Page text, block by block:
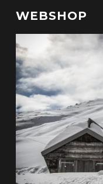
WEBSHOP